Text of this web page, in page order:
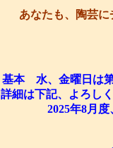
あなたも、陶芸
基本 水、金曜日は
詳細は下記、
2025年8月